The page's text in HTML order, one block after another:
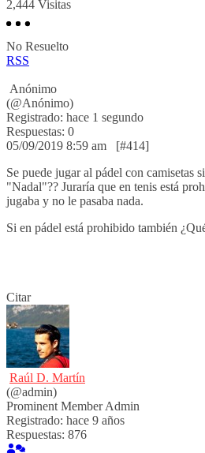
2,444 Visitas
No Resuelto
RSS
Anónimo
(@Anónimo)
Registrado: hace 1 segundo
Respuestas: 0
05/09/2019 8:59 am
[#414]
Se puede jugar al pádel con camisetas
"Nadal"?? Juraría que en tenis está
jugaba y no le pasaba nada.
Si en pádel está prohibido también
Citar
Raúl D. Martín
(@admin)
Prominent Member Admin
Registrado: hace 9 años
Respuestas: 876